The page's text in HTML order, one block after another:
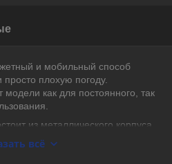
и мобильный способ
плохую погоду.
как для постоянного, так
из металлического корпуса,
стационарную батарею,
масла и нагревательного
всё